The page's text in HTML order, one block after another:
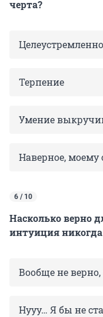
черта?
Терпение
Умение
Наверное,
6 / 10
Насколько верно
интуиция
Вообще не верно,
Нууу… Я бы не